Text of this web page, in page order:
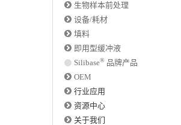
生物样本前处理
设备/耗材
填料
即用型缓冲液
Silibase® 品牌产品
OEM
行业应用
资源中心
关于我们